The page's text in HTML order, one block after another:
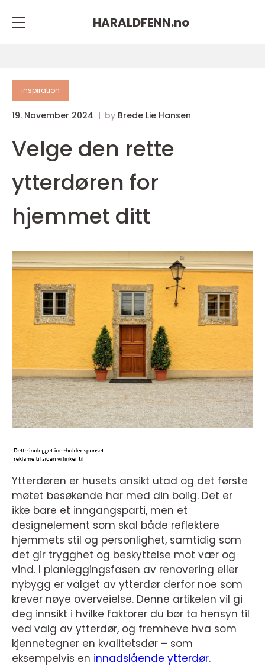
HARALDFENN.no
inspiration
19. November 2024 by Brede Lie Hansen
Velge den rette
ytterdøren for
hjemmet ditt
Ytterdøren er husets ansikt utad og det første
møtet besøkende har med din bolig. Det er
ikke bare et inngangsparti, men et
designelement som skal både reflektere
hjemmets stil og personlighet, samtidig som
det gir trygghet og beskyttelse mot vær og
vind. I planleggingsfasen av renovering eller
nybygg er valget av ytterdør derfor noe som
krever nøye overveielse. Denne artikelen vil gi
deg innsikt i hvilke faktorer du bør ta hensyn til
ved valg av ytterdør, og fremheve hva som
kjennetegner en kvalitetsdør – som
eksempelvis en innadslående ytterdør.